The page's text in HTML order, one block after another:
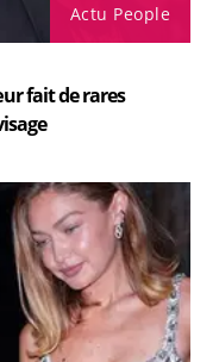
Actu People
fait de rares